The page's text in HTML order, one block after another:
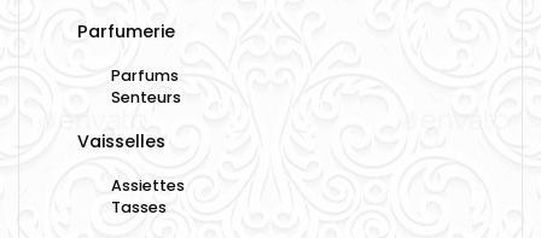
Parfumerie
Parfums
Senteurs
Vaisselles
Assiettes
Tasses